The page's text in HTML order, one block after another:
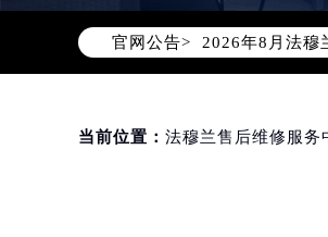
官网公告>
2026年8月法穆
北京市朝阳区
北京市东城区
上海市徐汇区
南京市秦淮区
当前位置： 法穆兰售后维修服务